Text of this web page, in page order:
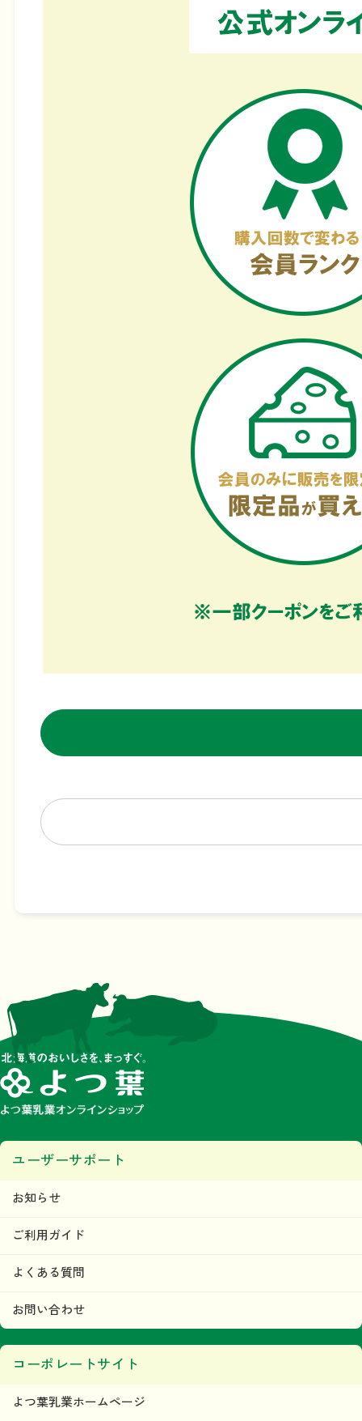
ユーザーサポート
お知らせ
ご利用ガイド
よくある質問
お問い合わせ
コーポレートサイト
よつ葉乳業ホームページ